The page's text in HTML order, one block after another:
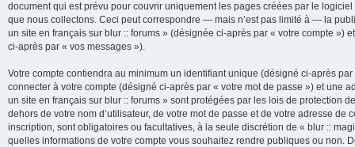
document qui est prévu pour couvrir uniquement les pages créées par le
que nous collectons. Ceci peut correspondre — mais n’est pas limité à — la
un site en français sur blur :: forums » (désignée ci-après par « votre compte
ci-après par « vos messages »).
Votre compte contiendra au minimum un identifiant unique (désigné ci-après
connecter à votre compte (désigné ci-après par « votre mot de passe ») et une
un site en français sur blur :: forums » sont protégées par les lois de protection
dehors de votre nom d’utilisateur, de votre mot de passe et de votre adresse
inscription, sont obligatoires ou facultatives, à la seule discrétion de « blur ::
quelles informations de votre compte vous souhaitez rendre publiques ou non.